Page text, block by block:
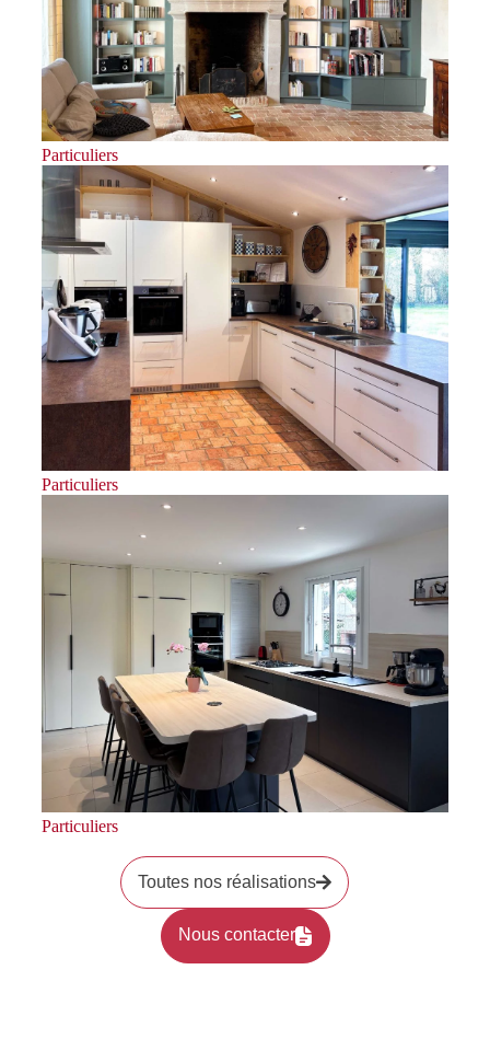
Particuliers
Particuliers
Particuliers
Toutes nos réalisations
Nous contacter